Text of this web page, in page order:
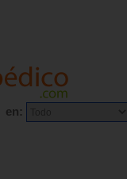
en: